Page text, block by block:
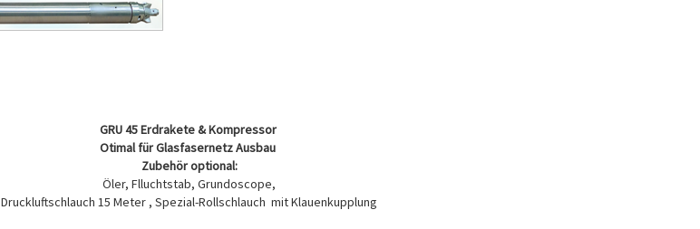
GRU 45 Erdrakete & Kompressor
Otimal für Glasfasernetz Ausbau
Zubehör optional:
Öler, Flluchtstab, Grundoscope,
Druckluftschlauch 15 Meter , Spezial-Rollschlauch mit Klauenkupplung